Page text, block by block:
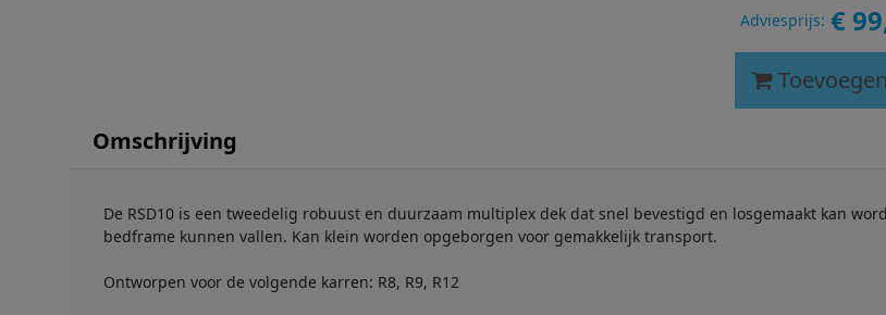
Adviesprijs: €
Toevoegen
Omschrijving
De RSD10 is een tweedelig robuust en duurzaam multiplex dek dat snel bevestigd en losgemaakt kan
bedframe kunnen vallen. Kan klein worden opgeborgen voor gemakkelijk transport.
Ontworpen voor de volgende karren: R8, R9, R12